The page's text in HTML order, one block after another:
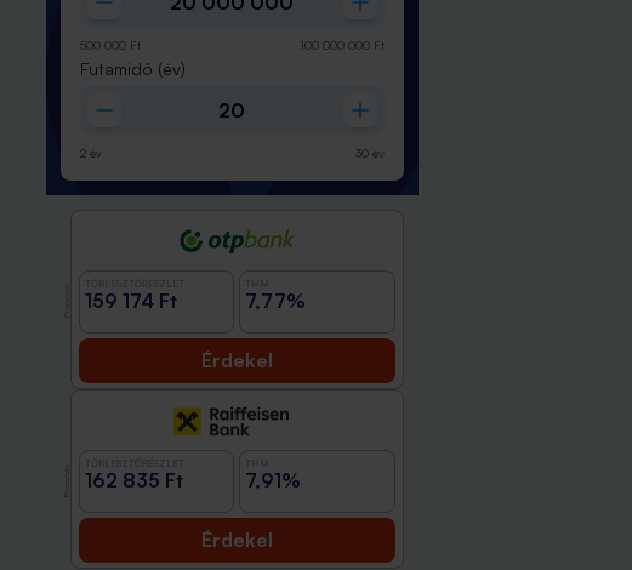
500 000 Ft 100 000 000 Ft
Futamidő (év)
2 év 30 év
159 174 Ft 7,77%
Érdekel
162 835 Ft 7,91%
Érdekel